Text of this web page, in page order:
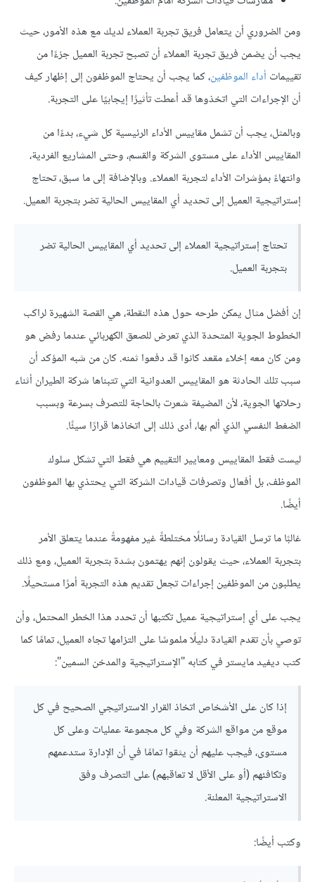
ومن الضروري أن يتعامل فريق تجربة العملاء لديك مع هذه الأمور، حيث
يجب أن يضمن فريق تجربة العملاء أن تصبح تجربة العميل جزءًا من
تقييمات أداء الموظفين، كما يجب أن يحتاج الموظفون إلى إظهار كيف
أن الإجراءات التي اتخذوها قد أعطت تأثيرًا إيجابيًا على التجربة.
وبالمثل، يجب أن تشمل مقاييس الأداء الرئيسية كل شيء، بدءًا من
المقاييس الأداء على مستوى الشركة والقسم، وحتى المشاريع الفردية،
وانتهاءً بمؤشرات الأداء لتجربة العملاء. وبالإضافة إلى ما سبق، تحتاج
إستراتيجية العميل إلى تحديد أي المقاييس الحالية تضر بتجربة العميل.
تحتاج إستراتيجية العملاء إلى تحديد أي المقاييس الحالية تضر
بتجربة العميل.
إن أفضل مثال يمكن طرحه حول هذه النقطة، هي القصة الشهيرة لراكب
الخطوط الجوية المتحدة الذي تعرض للصعق الكهربائي عندما رفض هو
ومن كان معه إخلاء مقعد كانوا قد دفعوا ثمنه. كان من شبه المؤكد أن
سبب تلك الحادثة هو المقاييس العدوانية التي تتبناها شركة الطيران أثناء
رحلاتها الجوية، لأن المضيفة شعرت بالحاجة للتصرف بسرعة وبسبب
الضغط النفسي الذي ألم بها، أدى ذلك إلى اتخاذها قرارًا سيئًا.
ليست فقط المقاييس ومعايير التقييم هي فقط التي تشكل سلوك
الموظف، بل أفعال وتصرفات قيادات الشركة التي يحتذي بها الموظفون
أيضًا.
غالبًا ما ترسل القيادة رسائلًا مختلطةً غير مفهومةً عندما يتعلق الأمر
بتجربة العملاء، حيث يقولون إنهم يهتمون بشدة بتجربة العميل، ومع ذلك
يطلبون من الموظفين إجراءات تجعل تقديم هذه التجربة أمرًا مستحيلًا.
يجب على أي إستراتيجية عميل تكتبها أن تحدد هذا الخطر المحتمل، وأن
توصي بأن تقدم القيادة دليلًا ملموسًا على التزامها تجاه العميل، تمامًا كما
كتب ديفيد مايستر في كتابه "الإستراتيجية والمدخن السمين":
إذا كان على الأشخاص اتخاذ القرار الاستراتيجي الصحيح في كل
موقع من مواقع الشركة وفي كل مجموعة عمليات وعلى كل
مستوى، فيجب عليهم أن يثقوا تمامًا في أن الإدارة ستدعمهم
وتكافئهم (أو على الأقل لا تعاقبهم) على التصرف وفق
الاستراتيجية المعلنة.
وكتب أيضًا: